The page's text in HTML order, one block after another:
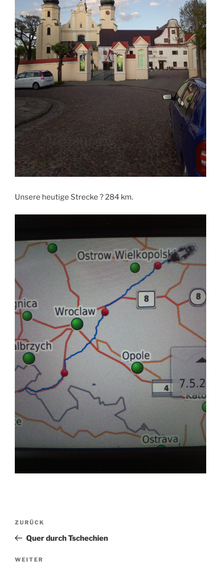
Unsere heutige Strecke ?️ 284 km.
Beitragsnavigation
Vorheriger
Beitrag
ZURÜCK
Quer durch Tschechien
Nächster
WEITER